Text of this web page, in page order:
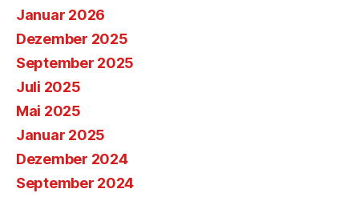
Januar 2026
Dezember 2025
September 2025
Juli 2025
Mai 2025
Januar 2025
Dezember 2024
September 2024